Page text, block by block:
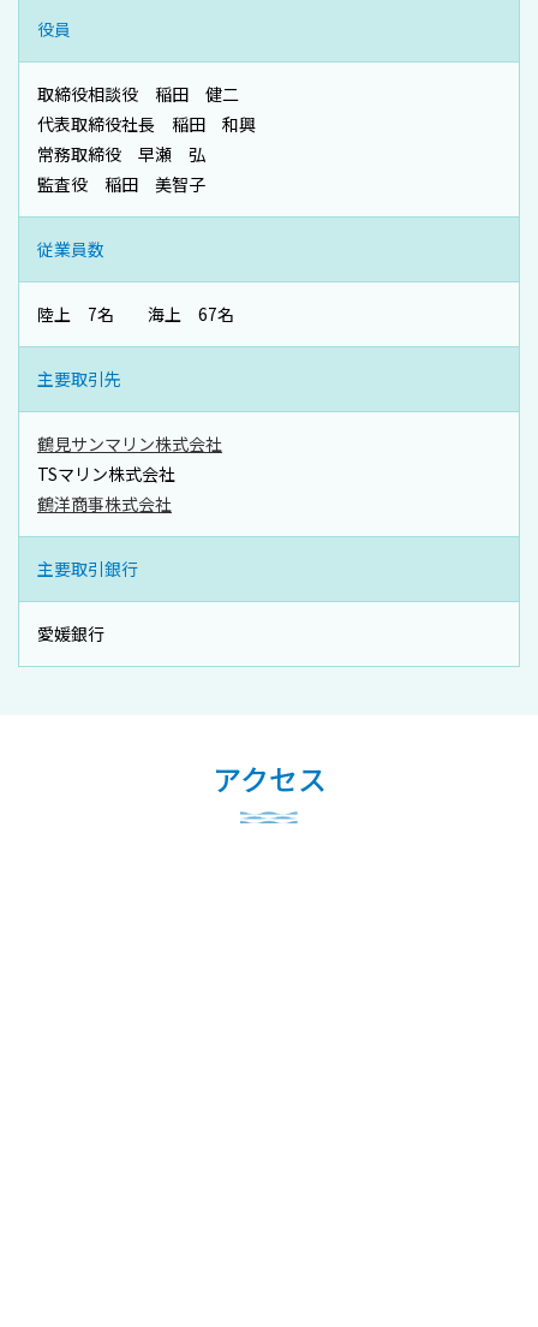
役員
取締役相談役 稲田 健二
代表取締役社長 稲田 和興
常務取締役 早瀬 弘
監査役 稲田 美智子
従業員数
陸上 7名 海上 67名
主要取引先
鶴見サンマリン株式会社
TSマリン株式会社
鶴洋商事株式会社
主要取引銀行
愛媛銀行
アクセス